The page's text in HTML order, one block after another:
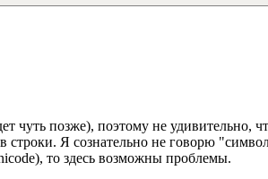
позже), поэтому не удивительно,
Я сознательно не говорю
то здесь возможны проблемы.